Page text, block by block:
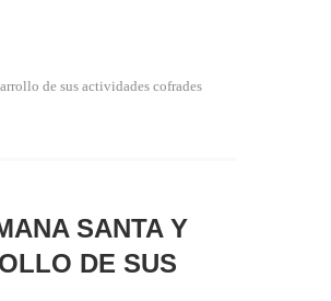
de sus actividades cofrades
SANTA Y
DE SUS